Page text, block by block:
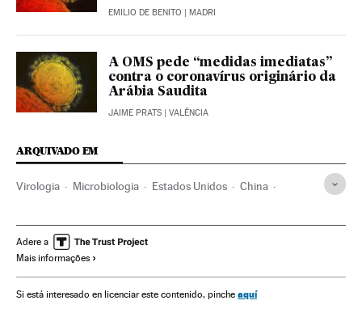
EMILIO DE BENITO | MADRI
A OMS pede “medidas imediatas”
contra o coronavírus originário da
Arábia Saudita
JAIME PRATS | VALÊNCIA
ARQUIVADO EM
Virologia Microbiologia Estados Unidos China
Doenças Ásia Medicina
Ciências naturais
Adere a
Mais informações
Si está interesado en licenciar este contenido, pinche aquí